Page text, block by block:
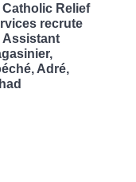
Catholic Relief
recrute
Assistant
Adré,